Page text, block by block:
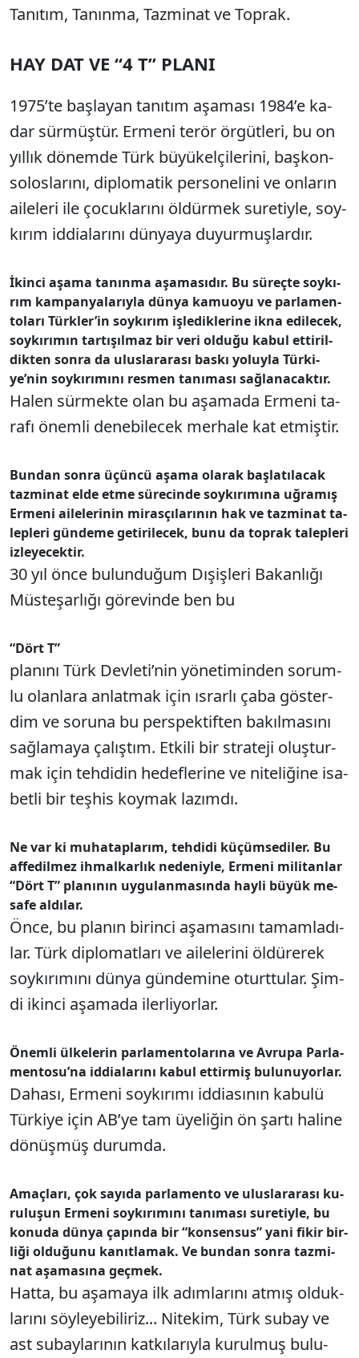
Ta­nı­tım, Ta­nın­ma, Taz­mi­nat ve Top­rak.
HAY DAT VE “4 T” PLA­NI
1975’te baş­la­yan ta­nı­tım aşa­ma­sı 1984’e ka­
dar sür­müş­tür. Er­me­ni te­rör ör­güt­le­ri, bu on
yıl­lık dö­nem­de Türk bü­yü­kel­çi­le­ri­ni, baş­kon­
so­los­la­rı­nı, dip­lo­ma­tik per­so­ne­li­ni ve on­la­rın
ai­le­le­ri ile ço­cuk­la­rı­nı öl­dür­mek su­re­tiy­le, soy­
kı­rım id­di­ala­rı­nı dün­ya­ya du­yur­muş­lar­dır.
İkin­ci aşa­ma ta­nın­ma aşa­ma­sı­dır. Bu sü­reç­te soy­kı­
rım kam­pan­ya­la­rıy­la dün­ya ka­mu­oyu ve par­la­men­
to­la­rı Türk­le­r’­in soy­kı­rım iş­le­dik­le­ri­ne ik­na edi­le­cek,
soy­kı­rı­mı­n tar­tı­şıl­maz bir ve­ri ol­du­ğu ka­bul et­ti­ril­
dik­ten son­ra da ulus­la­ra­ra­sı bas­kı yo­luy­la Tür­ki­
ye­’nin soy­kı­rı­mını­ res­men ta­nı­ma­sı sağ­la­na­cak­tır.
Ha­len sür­mek­te olan bu aşa­ma­da Er­me­ni ta­
ra­fı önem­li de­ne­bi­le­cek mer­ha­le kat et­miş­tir.
Bun­dan son­ra üçün­cü aşa­ma ola­rak baş­la­tı­la­cak
taz­mi­nat el­de et­me sü­re­cin­de soy­kı­rı­mı­na uğ­ra­mış
Er­me­ni ai­le­le­ri­nin mi­ras­çı­la­rı­nın hak ve taz­mi­nat ta­
lep­le­ri gün­de­me ge­ti­ri­le­cek, bu­nu da top­rak ta­lep­le­ri
iz­le­ye­cek­tir.
30 yıl ön­ce bu­lun­du­ğum Dı­şiş­le­ri Ba­kan­lı­ğı
Müs­te­şar­lı­ğı gö­re­vin­de ben bu
“Dört T”
pla­nı­nı Türk Dev­le­ti’­nin yö­ne­ti­min­den so­rum­
lu olan­la­ra an­lat­mak için ıs­rar­lı ça­ba gös­ter­
dim ve so­ru­na bu pers­pek­tif­ten ba­kıl­ma­sı­nı
sağ­la­ma­ya ça­lış­tım. Et­ki­li bir stra­te­ji oluş­tur­
mak için teh­di­din he­def­le­ri­ne ve ni­te­li­ği­ne isa­
bet­li bir teş­his koy­mak la­zım­dı.
Ne var ki mu­ha­tap­la­rım, teh­di­di kü­çüm­se­di­ler. Bu
af­fe­dil­mez ih­mal­kar­lık ne­de­niy­le, Er­me­ni mi­li­tan­lar
“Dört T” pla­nı­nın uy­gu­lan­ma­sın­da hay­li bü­yük me­
sa­fe al­dı­lar.
Ön­ce, bu pla­nın bi­rin­ci aşa­ma­sı­nı ta­mam­la­dı­
lar. Türk dip­lo­mat­la­rı ve ai­le­le­ri­ni öl­dü­re­rek
soy­kı­rı­mı­nı dün­ya gün­de­mi­ne oturt­tu­lar. Şim­
di ikin­ci aşa­ma­da iler­li­yor­lar.
Önem­li ül­ke­le­rin par­la­men­to­la­rı­na ve Av­ru­pa Par­la­
men­to­su­’na id­di­ala­rı­nı ka­bul et­tir­miş bu­lu­nu­yor­lar.
Da­ha­sı, Er­me­ni soy­kı­rı­mı id­di­ası­nın ka­bu­lü
Tür­ki­ye için AB’­ye tam üye­li­ğin ön şar­tı ha­li­ne
dö­nüş­müş du­rum­da.
Amaç­la­rı, çok sa­yı­da par­la­men­to ve ulus­larara­sı ku­
ru­lu­şun Er­me­ni soy­kı­rı­mı­nı ta­nı­ma­sı su­re­tiy­le, bu
ko­nu­da dün­ya ça­pın­da bir “kon­sen­su­s” ya­ni fi­kir bir­
li­ği ol­du­ğu­nu ka­nıt­la­mak. Ve bun­dan son­ra taz­mi­
nat aşa­ma­sı­na geç­mek.
Hat­ta, bu aşa­ma­ya ilk adım­la­rı­nı at­mış ol­duk­
la­rı­nı söy­le­ye­bi­li­riz... Ni­te­kim, Türk su­bay ve
ast su­bay­la­rı­nın kat­kı­la­rıy­la ku­rul­muş bu­lu­